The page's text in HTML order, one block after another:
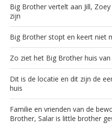
Big Brother vertelt aan Jill,
zijn
Big Brother stopt en keert niet
Zo ziet het Big Brother huis
Dit is de locatie en dit zijn de
huis
Familie en vrienden van de
Brother, Salar is little brother